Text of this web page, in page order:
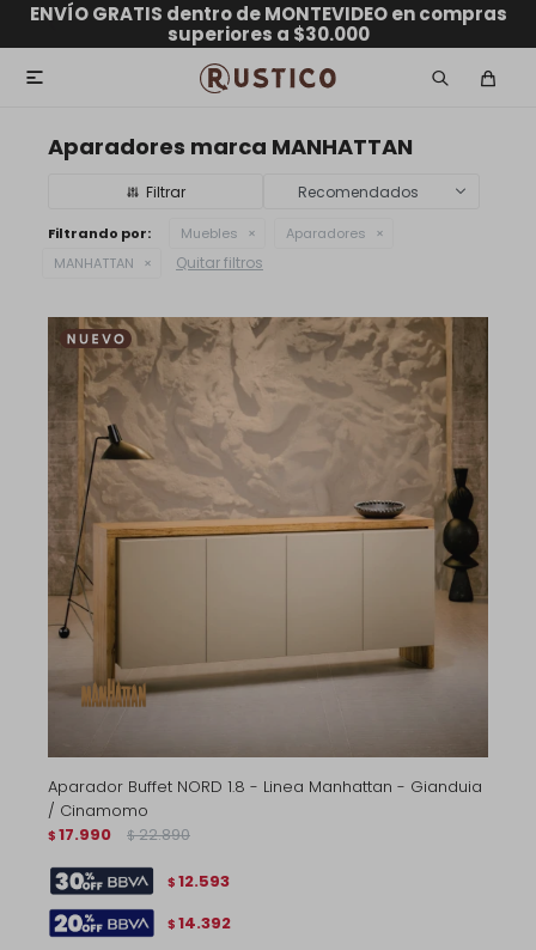
ENVÍOS A TODO EL PAÍS
GARANTÍA DE DEVOLUCIÓN
hasta 12 CUOTAS sin RECARGO
ENVÍO GRATIS dentro de MONTEVIDEO en compras
superiores a $30.000

Aparadores marca MANHATTAN
Recomendados
Filtrando por: Muebles
Aparadores
MANHATTAN
Quitar filtros
Aparador Buffet NORD 1.8 - Linea Manhattan - Gianduia
/ Cinamomo
$ 17.990 $ 22.890
$ 12.593
$ 14.392